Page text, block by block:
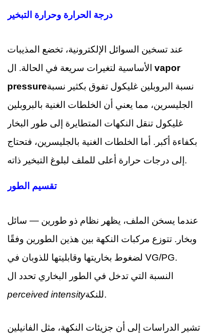
درجة الحرارة وحرارة التبخير
عند تسخين السوائل الإلكترونية، تخضع المذيبات
vapor
pressureنسبة البروبلين غليكول تفوق بكثير نسبة
الجليسرين، مما يعني أن الخلطات الغنية بالبروبلين
غليكول تنقل النكهات المتطايرة إلى طور البخار
بكفاءة أكبر. أما الخلطات الغنية بالجليسرين، فتحتاج
إلى درجات حرارة أعلى للملف لبلوغ التبخير ذاته.
تقسيم الطور
عندما يسخن الملف، يظهر نظام ذو طورين — سائل
وبخار. تتوزع مركبات النكهة بين هذين الطورين وفقًا
لضغوط بخاريتها وقابليتها للذوبان في VG/PG.
النسبة التي تدخل في الطور البخاري تحدد ال
perceived intensity
للنكة.
تشير الدراسات إلى أن جزيئات النكهة، مثل الفانيلين